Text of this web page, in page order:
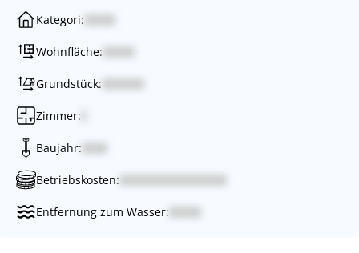
Kategori:
Wohnfläche:
Grundstück:
Zimmer:
Baujahr:
Betriebskosten:
Entfernung zum Wasser: